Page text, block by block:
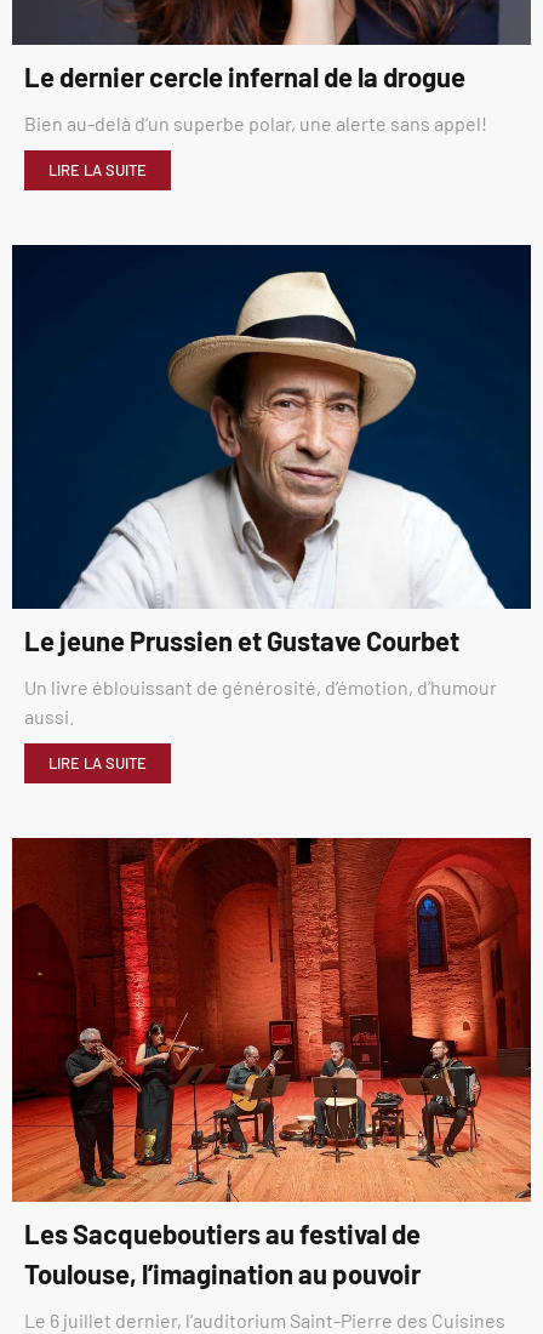
Le dernier cercle infernal de la drogue
Bien au-delà d’un superbe polar, une alerte sans appel!
LIRE LA SUITE
Le jeune Prussien et Gustave Courbet
Un livre éblouissant de générosité, d’émotion, d’humour
aussi.
LIRE LA SUITE
Les Sacqueboutiers au festival de
Toulouse, l’imagination au pouvoir
Le 6 juillet dernier, l’auditorium Saint-Pierre des Cuisines